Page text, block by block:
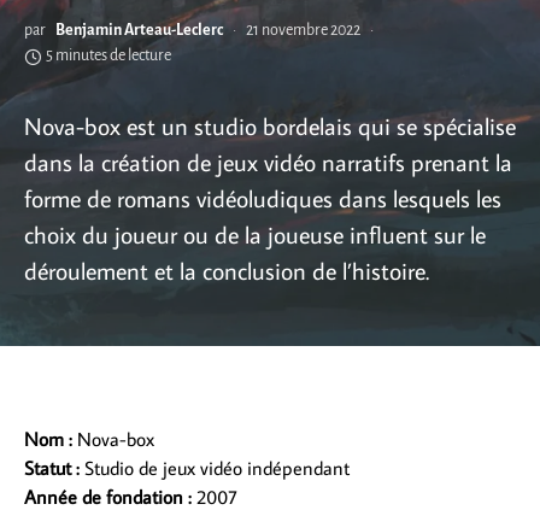
par Benjamin Arteau-Leclerc
21 novembre 2022
5 minutes de lecture
Nova-box est un studio bordelais qui se spécialise
dans la création de jeux vidéo narratifs prenant la
forme de romans vidéoludiques dans lesquels les
choix du joueur ou de la joueuse influent sur le
déroulement et la conclusion de l’histoire.
Nom : Nova-box
Statut : Studio de jeux vidéo indépendant
Année de fondation : 2007